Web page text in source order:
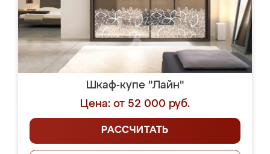
Шкаф-купе "Лайн"
Цена: от 52 000 руб.
РАССЧИТАТЬ